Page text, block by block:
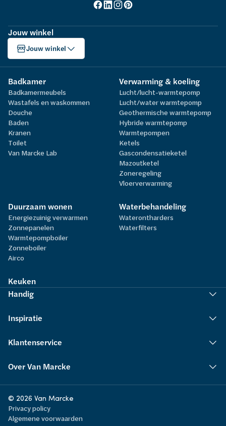
Jouw winkel
Jouw winkel
Badkamer
Badkamermeubels
Wastafels en waskommen
Douche
Baden
Kranen
Toilet
Van Marcke Lab
Verwarming & koeling
Lucht/lucht-warmtepomp
Lucht/water warmtepomp
Geothermische warmtepomp
Hybride warmtepomp
Warmtepompen
Ketels
Gascondensatieketel
Mazoutketel
Zoneregeling
Vloerverwarming
Duurzaam wonen
Energiezuinig verwarmen
Zonnepanelen
Warmtepompboiler
Zonneboiler
Airco
Waterbehandeling
Waterontharders
Waterfilters
Keuken
Handig
Inspiratie
Klantenservice
Over Van Marcke
© 2026 Van Marcke
Privacy policy
Algemene voorwaarden